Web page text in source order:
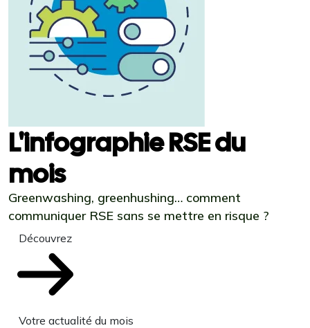
L'infographie RSE du
mois
Greenwashing, greenhushing… comment
communiquer RSE sans se mettre en risque ?
Découvrez
Votre actualité du mois